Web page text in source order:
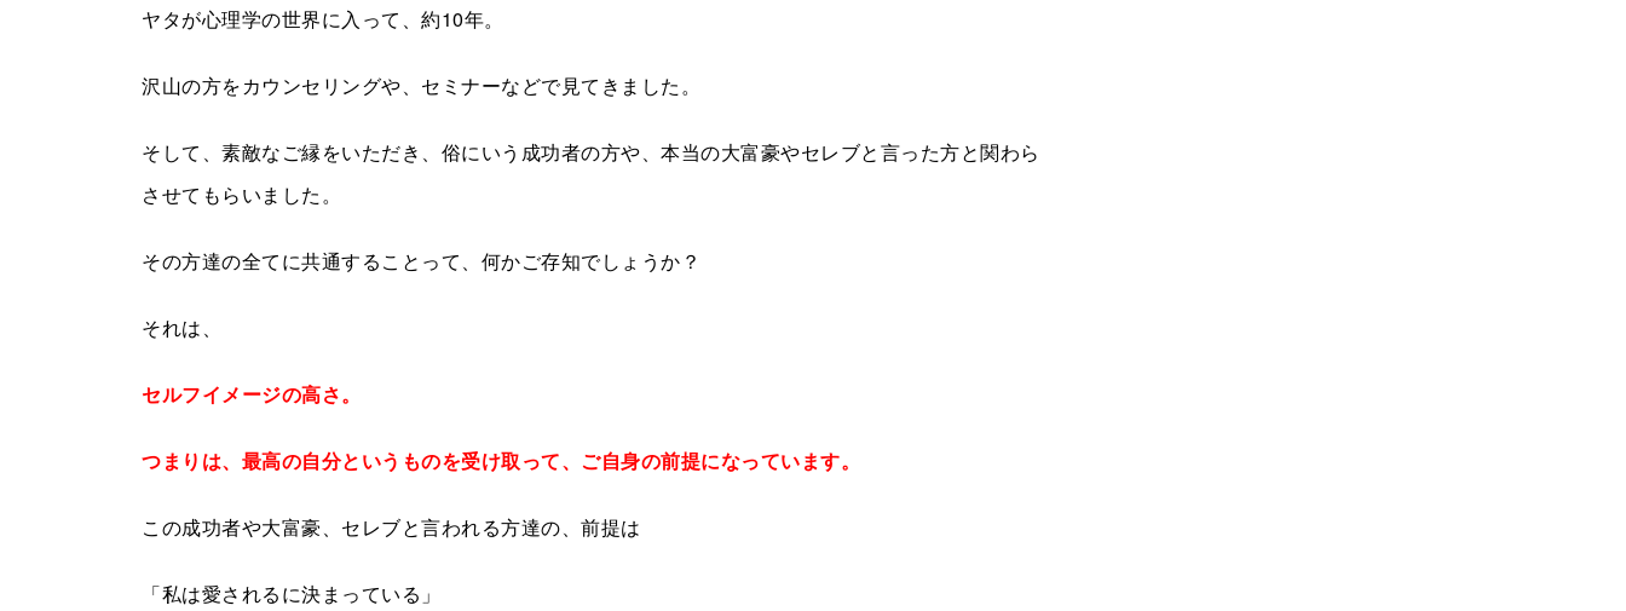
ヤタが心理学の世界に入って、約10年。
沢山の方をカウンセリングや、セミナーなどで見てきました。
そして、素敵なご縁をいただき、俗にいう成功者の方や、本当の大富豪やセレブと言った方と関わら
させてもらいました。
その方達の全てに共通することって、何かご存知でしょうか？
それは、
セルフイメージの高さ。
つまりは、最高の自分というものを受け取って、ご自身の前提になっています。
この成功者や大富豪、セレブと言われる方達の、前提は
「私は愛されるに決まっている」